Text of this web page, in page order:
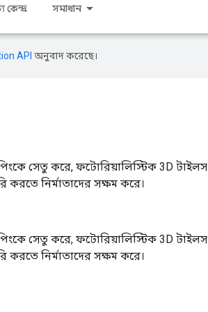
কেন্দ্র সমাধান
API অনুবাদ করেছে।
সেতু করে, ফটোরিয়ালিস্টিক 3D টাইলস
করতে নির্মাতাদের সক্ষম করে।
সেতু করে, ফটোরিয়ালিস্টিক 3D টাইলস
করতে নির্মাতাদের সক্ষম করে।